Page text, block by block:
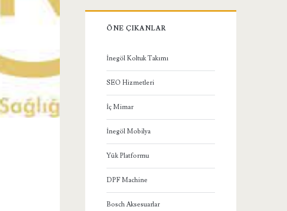
ÖNE ÇIKANLAR
İnegöl Koltuk Takımı
SEO Hizmetleri
İç Mimar
İnegöl Mobilya
Yük Platformu
DPF Machine
Bosch Aksesuarlar